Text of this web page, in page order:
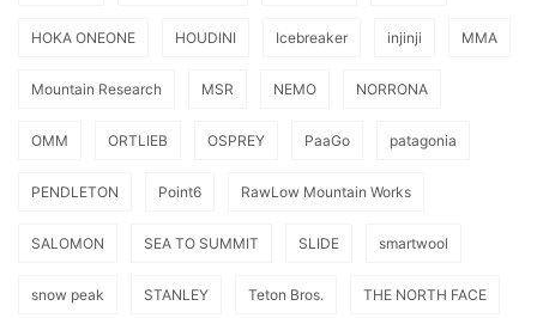
HOKA ONEONE HOUDINI Icebreaker injinji MMA
Mountain Research MSR NEMO NORRONA
OMM ORTLIEB OSPREY PaaGo patagonia
PENDLETON Point6 RawLow Mountain Works
SALOMON SEA TO SUMMIT SLIDE smartwool
snow peak STANLEY Teton Bros. THE NORTH FACE